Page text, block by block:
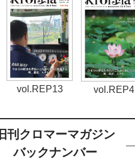
vol.REP13 vol.REP4
旧刊クロマーマガジン
バックナンバー